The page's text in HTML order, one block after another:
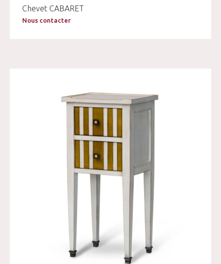
Chevet CABARET
Nous contacter